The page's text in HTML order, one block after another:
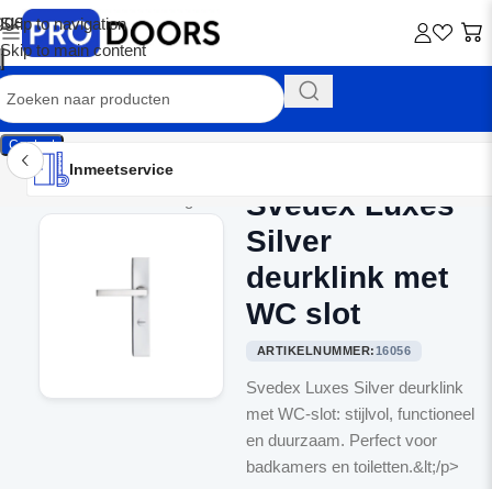
Skip to navigation
Skip to main content
Contact
Inmeetservice
Montageservice
Advies op maat
Showroom
Inmeetservice
Svedex Luxes
Silver
deurklink met
WC slot
ARTIKELNUMMER:16056
Svedex Luxes Silver deurklink
met WC-slot: stijlvol, functioneel
en duurzaam. Perfect voor
badkamers en toiletten.&lt;/p>